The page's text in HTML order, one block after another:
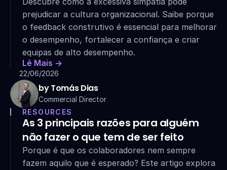
prejudicar a cultura organizacional. Saibe porque
o feedback construtivo é essencial para melhorar
o desempenho, fortalecer a confiança e criar
equipas de alto desempenho.
Lê Mais ->
22/06/2026
by Tomás Dias
Commercial Director
RESOURCES
As 3 principais razões para alguém
não fazer o que tem de ser feito
Porque é que os colaboradores nem sempre
fazem aquilo que é esperado? Este artigo explora